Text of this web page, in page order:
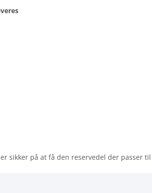
sikker på at få den reservedel der passer